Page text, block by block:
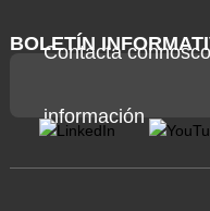
BOLETÍN
Contacta
información